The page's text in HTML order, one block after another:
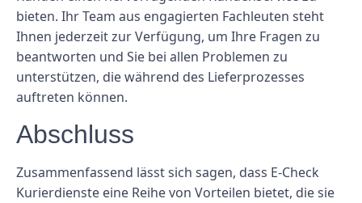
bieten. Ihr Team aus engagierten Fachleuten steht
Ihnen jederzeit zur Verfügung, um Ihre Fragen zu
beantworten und Sie bei allen Problemen zu
unterstützen, die während des Lieferprozesses
auftreten können.
Abschluss
Zusammenfassend lässt sich sagen, dass E-Check
Kurierdienste eine Reihe von Vorteilen bietet, die sie